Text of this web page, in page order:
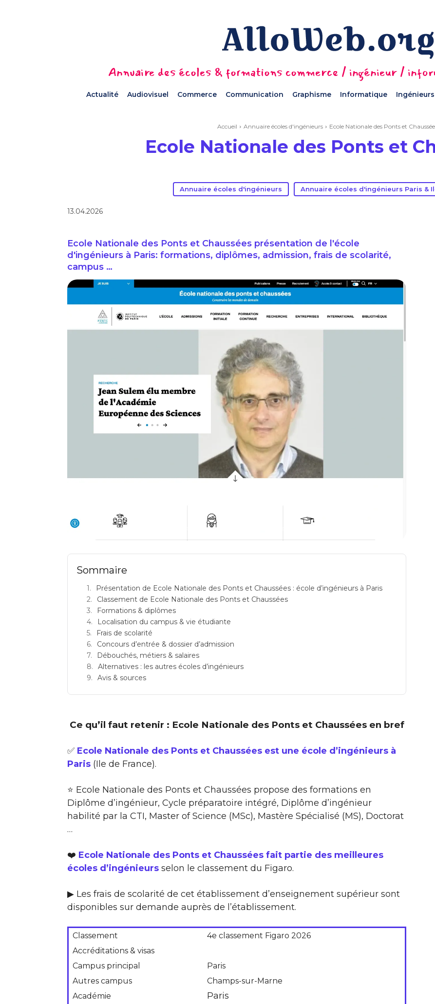
Annuaire des écoles & formations commerce / ingénieur /
Actualité Audiovisuel Commerce Communication Graphisme Informatique Ingénieurs
Accueil Annuaire écoles d'ingénieurs Ecole Nationale des Ponts et
Ecole Nationale des Ponts et
Annuaire écoles d'ingénieurs Annuaire écoles d'ingénieurs Paris &
13.04.2026
Ecole Nationale des Ponts et Chaussées présentation de l'école
d'ingénieurs à Paris: formations, diplômes, admission, frais de scolarité,
campus …
Ecole des Ponts Paristech (Ecole Nationale des Ponts et Chaussees) présentation de l'école d'ingénieurs à Marne La Vallée:
Sommaire
Présentation de Ecole Nationale des Ponts et Chaussées : école d’ingénieurs à Paris
Classement de Ecole Nationale des Ponts et Chaussées
Formations & diplômes
Localisation du campus & vie étudiante
Frais de scolarité
Concours d’entrée & dossier d’admission
Débouchés, métiers & salaires
Alternatives : les autres écoles d’ingénieurs
Avis & sources
Ce qu’il faut retenir : Ecole Nationale des Ponts et Chaussées en bref
✅ Ecole Nationale des Ponts et Chaussées est une école d’ingénieurs à
Paris (Ile de France).
⭐ Ecole Nationale des Ponts et Chaussées propose des formations en
Diplôme d’ingénieur, Cycle préparatoire intégré, Diplôme d’ingénieur
habilité par la CTI, Master of Science (MSc), Mastère Spécialisé (MS), Doctorat
…
❤️ Ecole Nationale des Ponts et Chaussées fait partie des meilleures
écoles d’ingénieurs selon le classement du Figaro.
▶ Les frais de scolarité de cet établissement d’enseignement supérieur sont
disponibles sur demande auprès de l’établissement.
Classement
4e classement Figaro 2026
Accréditations & visas
Campus principal
Paris
Autres campus
Champs-sur-Marne
Académie
Paris